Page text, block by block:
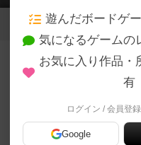
3 1
『恐竜コイン』が好きな
このゲームのトップページで投
が近いボードゲームをランキング
遊んだボードゲ
気になるゲームの
お気に入り作品・
有
ログイン / 会員登録
Google